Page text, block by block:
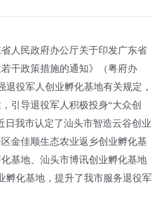
民政府办公厅关于印发广东省
干政策措施的通知》（粤府办
退役军人创业孵化基地有关规定，
引导退役军人积极投身“大众创
日我市认定了汕头市智造云谷创业
金佳顺生态农业返乡创业孵化基
基地、汕头市博讯创业孵化基地
孵化基地，提升了我市服务退役军